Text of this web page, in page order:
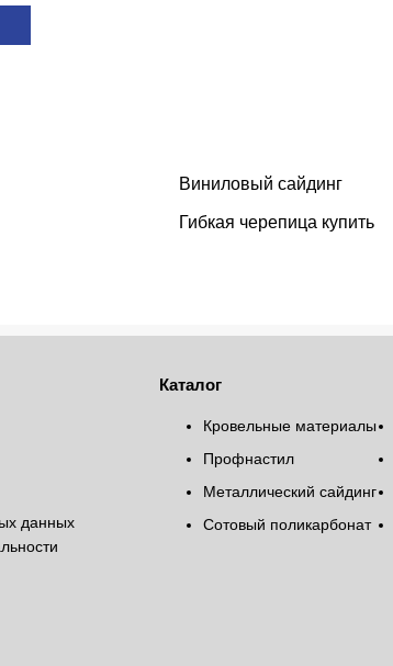
Виниловый сайдинг
Гибкая черепица купить
данных
Каталог
Кровельные материалы
Профнастил
Металлический сайдинг
Сотовый поликарбонат